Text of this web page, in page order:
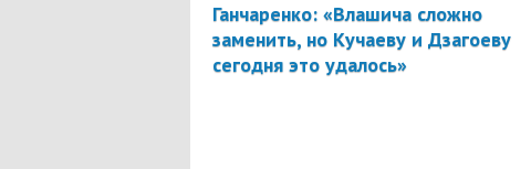
Ганчаренко: «Влашича сложно
заменить, но Кучаеву и Дзагоеву
сегодня это удалось»